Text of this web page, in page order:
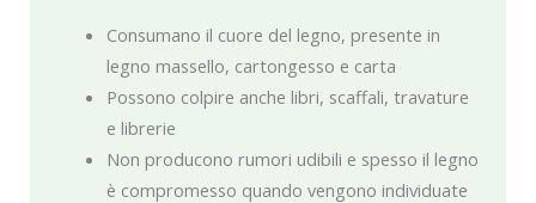
Consumano il cuore del legno, presente in
legno massello, cartongesso e carta
Possono colpire anche libri, scaffali, travature
e librerie
Non producono rumori udibili e spesso il legno
è compromesso quando vengono individuate